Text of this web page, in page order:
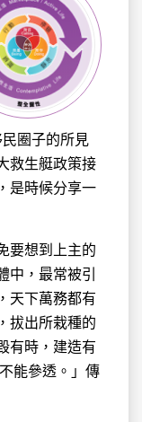
圈子的所見
救生艇政策接
是時候分享一
要想到上主的
中，最常被引
天下萬務都有
拔出所栽種的
有時，建造有
能參透。」傳